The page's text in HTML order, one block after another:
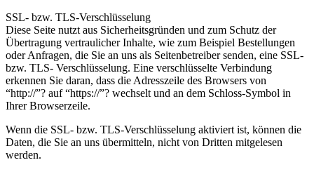
SSL- bzw. TLS-Verschlüsselung
Diese Seite nutzt aus Sicherheitsgründen und zum Schutz der
Übertragung vertraulicher Inhalte, wie zum Beispiel Bestellungen
oder Anfragen, die Sie an uns als Seitenbetreiber senden, eine SSL-
bzw. TLS- Verschlüsselung. Eine verschlüsselte Verbindung
erkennen Sie daran, dass die Adresszeile des Browsers von
“http://”? auf “https://”? wechselt und an dem Schloss-Symbol in
Ihrer Browserzeile.
Wenn die SSL- bzw. TLS-Verschlüsselung aktiviert ist, können die
Daten, die Sie an uns übermitteln, nicht von Dritten mitgelesen
werden.